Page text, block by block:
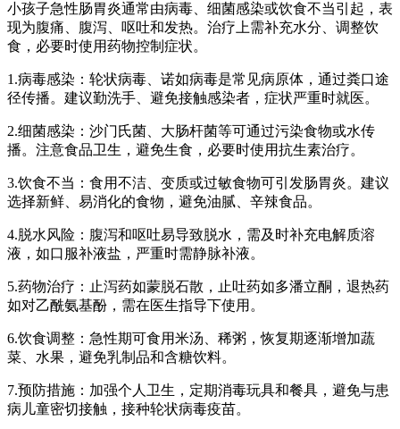
小孩子急性肠胃炎通常由病毒、细菌感染或饮食不当引起，表
现为腹痛、腹泻、呕吐和发热。治疗上需补充水分、调整饮
食，必要时使用药物控制症状。
1.病毒感染：轮状病毒、诺如病毒是常见病原体，通过粪口途
径传播。建议勤洗手、避免接触感染者，症状严重时就医。
2.细菌感染：沙门氏菌、大肠杆菌等可通过污染食物或水传
播。注意食品卫生，避免生食，必要时使用抗生素治疗。
3.饮食不当：食用不洁、变质或过敏食物可引发肠胃炎。建议
选择新鲜、易消化的食物，避免油腻、辛辣食品。
4.脱水风险：腹泻和呕吐易导致脱水，需及时补充电解质溶
液，如口服补液盐，严重时需静脉补液。
5.药物治疗：止泻药如蒙脱石散，止吐药如多潘立酮，退热药
如对乙酰氨基酚，需在医生指导下使用。
6.饮食调整：急性期可食用米汤、稀粥，恢复期逐渐增加蔬
菜、水果，避免乳制品和含糖饮料。
7.预防措施：加强个人卫生，定期消毒玩具和餐具，避免与患
病儿童密切接触，接种轮状病毒疫苗。